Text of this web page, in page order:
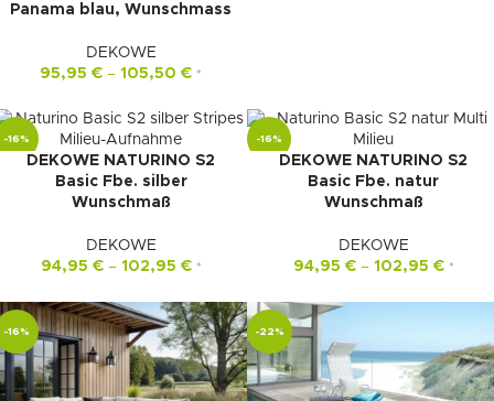
Panama blau, Wunschmass
DEKOWE
95,95 € – 105,50 € *
-16%
DEKOWE NATURINO S2
Basic Fbe. silber
Wunschmaß
DEKOWE
94,95 €– 102,95 € *
-16%
DEKOWE NATURINO S2
Basic Fbe. natur
Wunschmaß
DEKOWE
94,95 €– 102,95 € *
-16% -22%